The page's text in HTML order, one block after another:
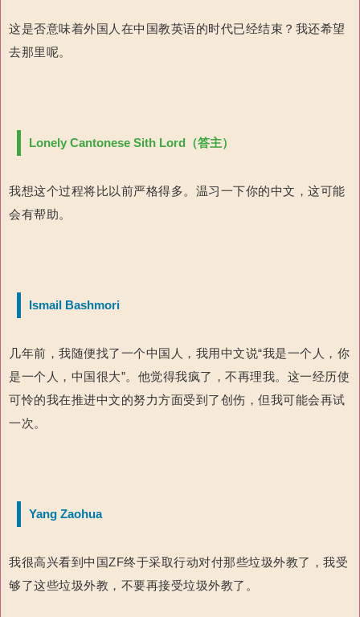
这是否意味着外国人在中国教英语的时代已经结束？我还希望
去那里呢。
Lonely Cantonese Sith Lord（答主）
我想这个过程将比以前严格得多。温习一下你的中文，这可能
会有帮助。
Ismail Bashmori
几年前，我随便找了一个中国人，我用中文说“我是一个人，你
是一个人，中国很大”。他觉得我疯了，不再理我。这一经历使
可怜的我在推进中文的努力方面受到了创伤，但我可能会再试
一次。
Yang Zaohua
我很高兴看到中国ZF终于采取行动对付那些垃圾外教了，我受
够了这些垃圾外教，不要再接受垃圾外教了。